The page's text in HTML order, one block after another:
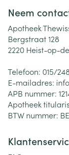
Neem
Apotheek
Bergstraat 128
2220 Heist-op-
Telefoon: 015/
E-mailadres:
APB nummer:
Apotheek
BTW nummer: